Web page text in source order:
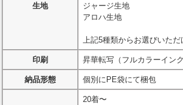
生地
ジャージ生地
アロハ生地
上記5種類からお選びいただ
印刷 昇華転写（フルカラーインク
納品形態 個別にPE袋にて梱包
20着〜